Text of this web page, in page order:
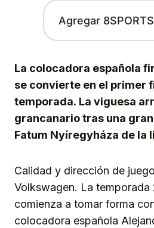
Agregar
La colocadora española
se convierte en el primer
temporada. La viguesa
grancanario tras una
Fatum Nyíregyháza de la
Calidad y dirección de
Volkswagen. La
comienza a tomar forma
colocadora española